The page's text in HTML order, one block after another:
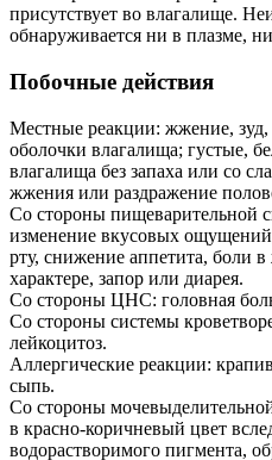
присутствует во влагалище.
обнаруживается ни в плазме,
Побочные действия
Местные реакции: жжение, зуд,
оболочки влагалища; густые,
влагалища без запаха или со
жжения или раздражение
Со стороны пищеварительной
изменение вкусовых
рту, снижение аппетита, боли в
характере, запор или диарея.
Со стороны ЦНС: головная
Со стороны системы
лейкоцитоз.
Аллергические реакции:
сыпь.
Со стороны
в красно-коричневый цвет
водорастворимого пигмента,